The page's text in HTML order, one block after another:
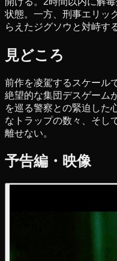
状態。一方、刑事エリッ
らえたジグソウと対峙す
見どころ
前作を凌駕するスケール
絶望的な集団デスゲーム
を巡る警察との緊迫した
なトラップの数々、そし
離せない。
予告編・映像